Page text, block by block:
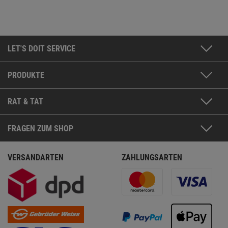
LET'S DOIT SERVICE
PRODUKTE
RAT & TAT
FRAGEN ZUM SHOP
VERSANDARTEN ZAHLUNGSARTEN